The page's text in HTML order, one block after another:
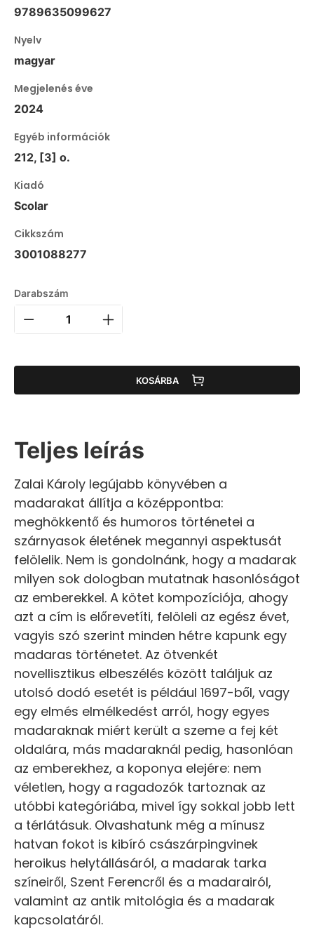
9789635099627
Nyelv
magyar
Megjelenés éve
2024
Egyéb információk
212, [3] o.
Kiadó
Scolar
Cikkszám
3001088277
Darabszám
KOSÁRBA
Teljes leírás
Zalai Károly legújabb könyvében a
madarakat állítja a középpontba:
meghökkentő és humoros történetei a
szárnyasok életének megannyi aspektusát
felölelik. Nem is gondolnánk, hogy a madarak
milyen sok dologban mutatnak hasonlóságot
az emberekkel. A kötet kompozíciója, ahogy
azt a cím is előrevetíti, felöleli az egész évet,
vagyis szó szerint minden hétre kapunk egy
madaras történetet. Az ötvenkét
novellisztikus elbeszélés között találjuk az
utolsó dodó esetét is például 1697-ből, vagy
egy elmés elmélkedést arról, hogy egyes
madaraknak miért került a szeme a fej két
oldalára, más madaraknál pedig, hasonlóan
az emberekhez, a koponya elejére: nem
véletlen, hogy a ragadozók tartoznak az
utóbbi kategóriába, mivel így sokkal jobb lett
a térlátásuk. Olvashatunk még a mínusz
hatvan fokot is kibíró császárpingvinek
heroikus helytállásáról, a madarak tarka
színeiről, Szent Ferencről és a madarairól,
valamint az antik mitológia és a madarak
kapcsolatáról.